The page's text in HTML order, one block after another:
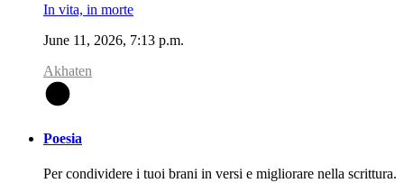
In vita, in morte
June 11, 2026, 7:13 p.m.
Akhaten
Poesia
Per condividere i tuoi brani in versi e migliorare nella scrittura.